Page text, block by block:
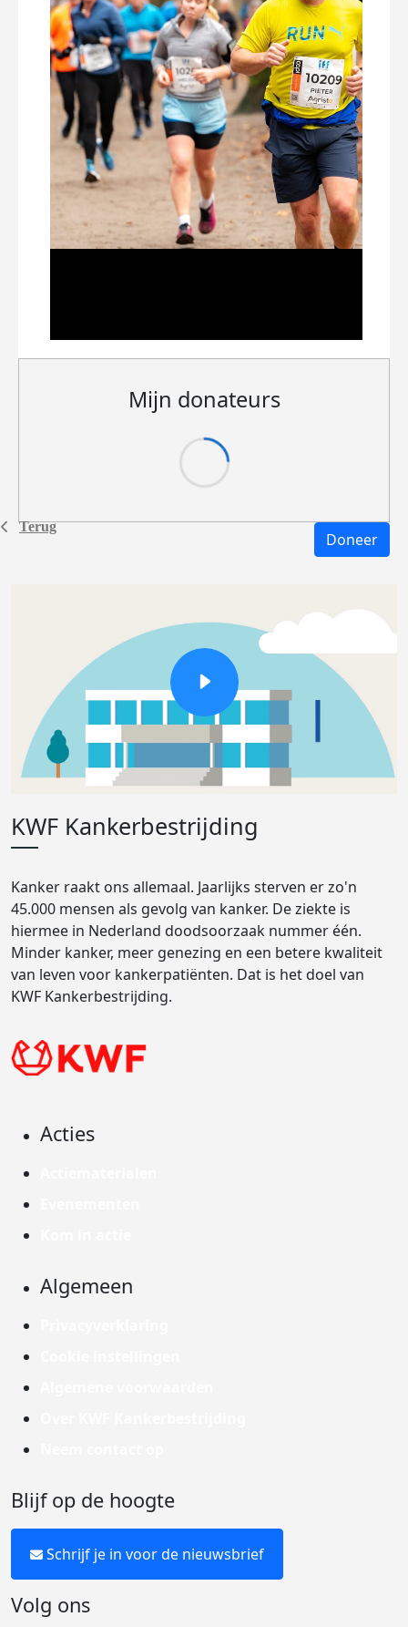
Terug
Mijn donateurs
Doneer
KWF Kankerbestrijding
Kanker raakt ons allemaal. Jaarlijks sterven er zo'n
45.000 mensen als gevolg van kanker. De ziekte is
hiermee in Nederland doodsoorzaak nummer één.
Minder kanker, meer genezing en een betere kwaliteit
van leven voor kankerpatiënten. Dat is het doel van
KWF Kankerbestrijding.
Acties
Algemeen
Blijf op de hoogte
Schrijf je in voor de nieuwsbrief
Volg ons